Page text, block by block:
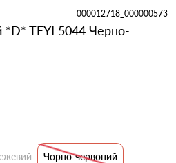
000012718_000000573
*D* TEYI 5044 Черно-
Чорно-червоний